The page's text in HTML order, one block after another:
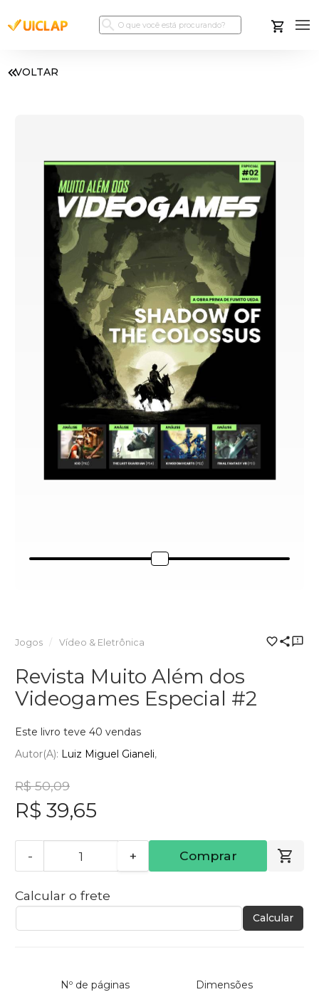
VOLTAR
Jogos Vídeo & Eletrônica
Revista Muito Além dos
Videogames Especial #2
Este livro teve 40 vendas
Autor(a): Luiz Miguel Gianeli
R$ 50,09
R$ 39,65
- + Comprar
Calcular o frete
Calcular
Nº de páginas Dimensões